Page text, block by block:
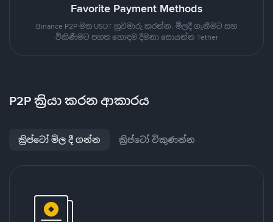
Favorite Payment Methods
Binance P2P මත USDT හුවමාරු කරන්න. මිලදී ගැනීමට සහ
විකිණීමට පහත හොඳම දීමනා සොයන්න Tether
P2P ක්‍රියා කරන ආකාරය
ක්‍රිප්ටෝ මිල දී ගන්න ක්‍රිප්ටෝ විකුණන්න